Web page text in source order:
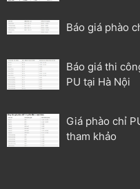
Báo giá phào
Báo giá thi
PU tại Hà Nội
Giá phào chỉ
tham khảo